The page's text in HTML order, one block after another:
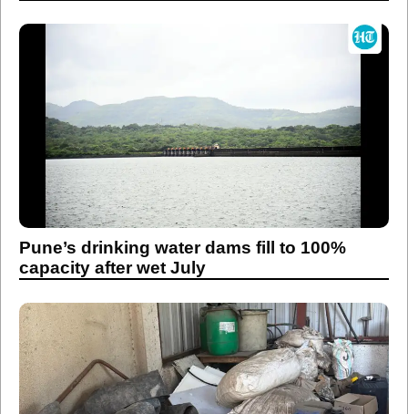
Pune’s drinking water dams fill to 100%
capacity after wet July